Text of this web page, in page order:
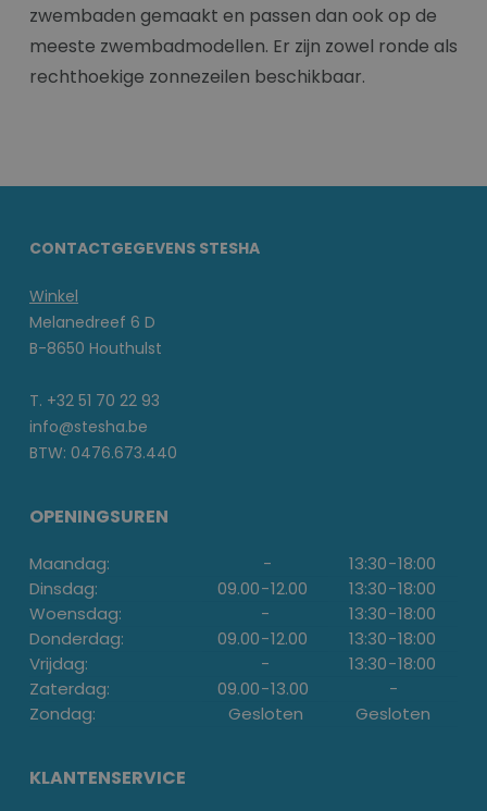
zwembaden gemaakt en passen dan ook op de
meeste zwembadmodellen. Er zijn zowel ronde als
rechthoekige zonnezeilen beschikbaar.
CONTACTGEGEVENS STESHA
Winkel
Melanedreef 6 D
B-8650 Houthulst
T. +32 51 70 22 93
info@stesha.be
BTW: 0476.673.440
OPENINGSUREN
Maandag: - 13:30-18:00
Dinsdag:
09.00-12.00 13:30-18:00
Woensdag:
- 13:30-18:00
Donderdag:
09.00-12.00 13:30-18:00
Vrijdag:
- 13:30-18:00
Zaterdag:
09.00-13.00
-
Zondag:
Gesloten Gesloten
KLANTENSERVICE